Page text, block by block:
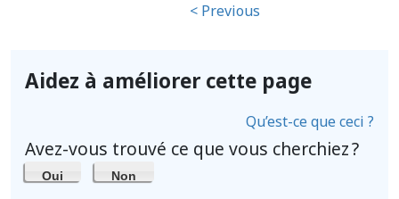
< Previous
Aidez à améliorer cette page
Qu’est-ce que ceci ?
Avez-vous trouvé ce que vous cherchiez ?
Oui Non